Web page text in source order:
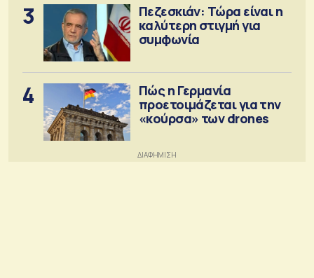
3
Πεζεσκιάν: Τώρα είναι η
καλύτερη στιγμή για
συμφωνία
4
Πώς η Γερμανία
προετοιμάζεται για την
«κούρσα» των drones